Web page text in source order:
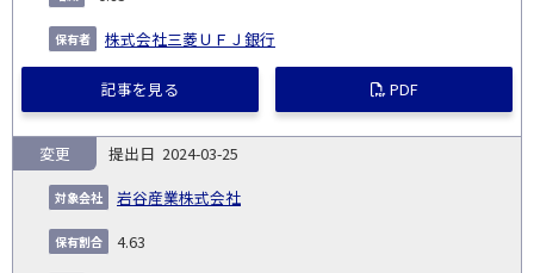
株式会社三菱ＵＦＪ銀行
記事を見る PDF
2024-03-25
岩谷産業株式会社
変更
4.63